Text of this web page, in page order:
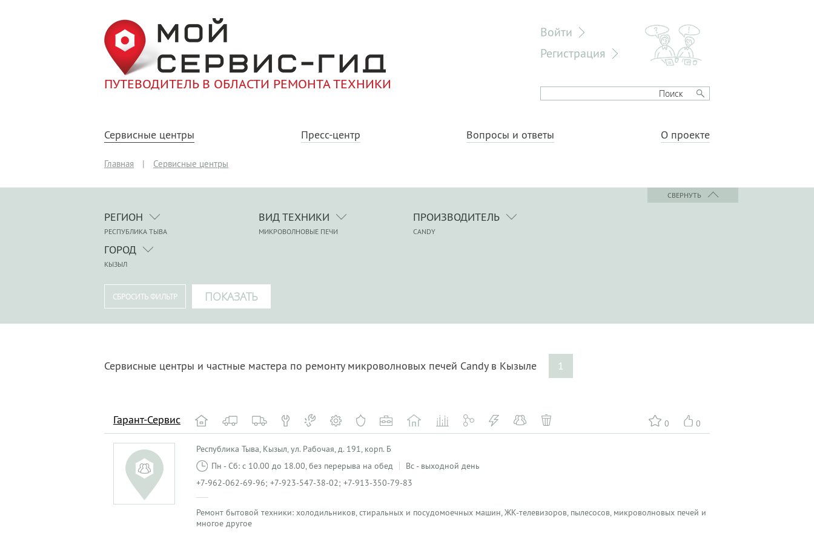
ПУТЕВОДИТЕЛЬ В ОБЛАСТИ РЕМОНТА ТЕХНИКИ
Войти
Регистрация
Сервисные центры Пресс-центр Вопросы и ответы О проекте
Главная | Сервисные центры
СВЕРНУТЬ
РЕГИОН
РЕСПУБЛИКА ТЫВА
ВИД ТЕХНИКИ
МИКРОВОЛНОВЫЕ ПЕЧИ
ПРОИЗВОДИТЕЛЬ
CANDY
ГОРОД
КЫЗЫЛ
Сервисные центры и частные мастера по ремонту микроволновых печей Candy в Кызыле 1
0 0
Гарант-Сервис
Республика Тыва, Кызыл, ул. Рабочая, д. 191, корп. Б
Пн - Сб: с 10.00 до 18.00, без перерыва на обед
Вс - выходной день
+7-962-062-69-96; +7-923-547-38-02; +7-913-350-79-83
Ремонт бытовой техники: холодильников, стиральных и посудомоечных машин, ЖК-телевизоров, пылесосов, микроволновых печей и
многое другое